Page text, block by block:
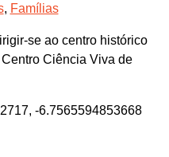
, Famílias
se ao centro histórico
Ciência Viva de
-6.7565594853668